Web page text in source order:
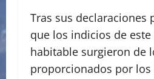
Tras sus declaraciones
que los indicios de
habitable surgieron de
proporcionados por